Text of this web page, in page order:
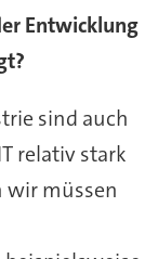
Entwicklung
sind auch
relativ stark
wir müssen